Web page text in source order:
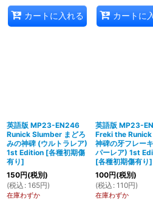
カートに入れる カートに
英語版 MP23-EN246
Runick Slumber まどろ
みの神碑 (ウルトラレア)
1st Edition [各種初期傷
有り]
150円(税別)
(税込 : 165円)
在庫わずか
英語版 MP23-
Freki the
神碑の牙フレー
パーレア) 1st
[各種初期傷有り]
100円(税別)
(税込 : 110円)
在庫わずか